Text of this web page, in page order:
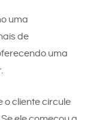
uma
de
uma
o cliente circule